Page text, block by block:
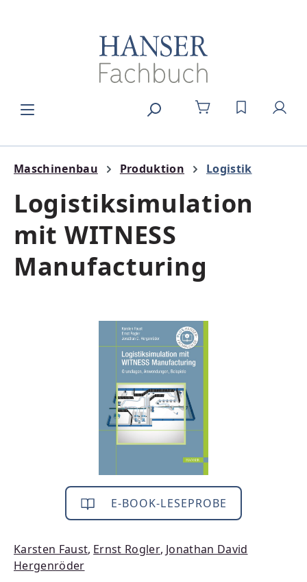
DU HAST 0
Maschinenbau Produktion Logistik
Logistiksimulation
mit WITNESS
Manufacturing
Bildergalerie überspringen
E-BOOK-LESEPROBE
Karsten Faust, Ernst Rogler, Jonathan David
Hergenröder